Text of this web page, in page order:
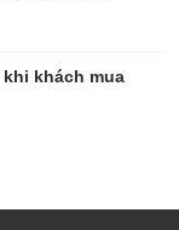
khách mua